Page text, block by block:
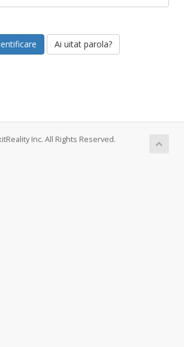
Ai uitat parola?
Inc. All Rights Reserved.